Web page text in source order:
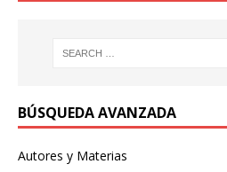
BÚSQUEDA AVANZADA
Autores y Materias